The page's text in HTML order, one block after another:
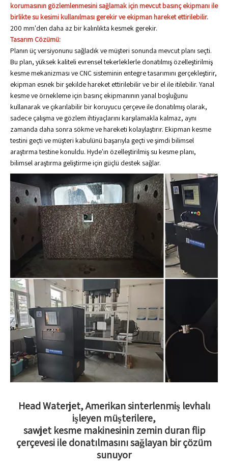
korumasının gözlemlenmesini sağlamak için mevcut basınç ekipmanı ile
birlikte su kesimi kullanılması gerekir ve ekipman hareket ettirilebilir.
200 mm'den daha az bir kalınlıkta kesmek gerekir.
Tasarım Çözümü:
Planın üç versiyonunu sağladık ve müşteri sonunda mevcut planı seçti.
Bu plan, yüksek kaliteli evrensel tekerleklerle donatılmış özelleştirilmiş
kesme mekanizması ve CNC sisteminin entegre tasarımını gerçekleştirir,
ekipman esnek bir şekilde hareket ettirilebilir ve bir el ile itilebilir. Yanal
kesme ve örnekleme için basınç ekipmanının yanal boşluğunu
kullanarak ve çıkarılabilir bir koruyucu çerçeve ile donatılmış olarak,
sadece çalışma ve gözlem ihtiyaçlarını karşılamakla kalmaz, aynı
zamanda daha sonra sökme ve hareketi kolaylaştırır. Ekipman kesme
testini geçti ve müşteri kabulünü başarıyla geçti ve şimdi bilimsel
araştırma testine konuldu. Hyde'ın özelleştirilmiş su kesme planı,
bilimsel araştırma geliştirme için güçlü destek sağlar.
Head Waterjet, Amerikan sinterlenmiş levhalı
işleyen müşterilere,
sawjet kesme makinesinin zemin duran flip
çerçevesi ile donatılmasını sağlayan bir çözüm
sunuyor